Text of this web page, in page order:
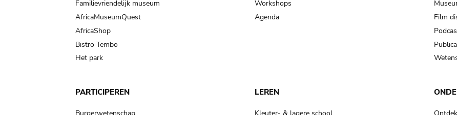
Familievriendelijk museum
AfricaMuseumQuest
AfricaShop
Bistro Tembo
Het park
Workshops
Agenda
Film
PARTICIPEREN LEREN